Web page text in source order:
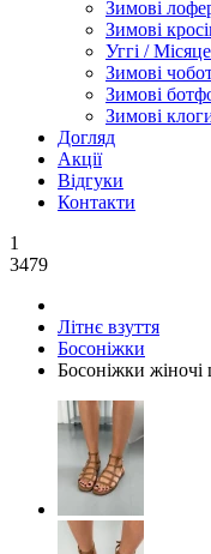
Зимові
Зимові
Уггі /
Зимові
Зимові
Зимові
Догляд
Акції
Відгуки
Контакти
1
3479
Літнє взуття
Босоніжки
Босоніжки жіночі